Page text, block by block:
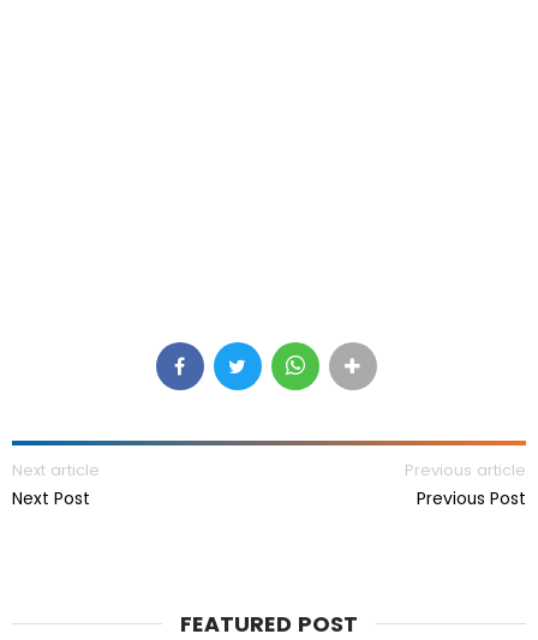
Next article
Next Post
Previous article
Previous Post
FEATURED POST